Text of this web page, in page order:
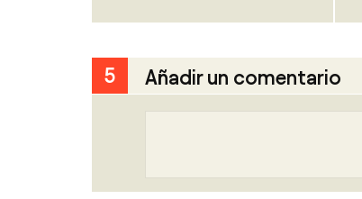
en corregirlos.
No corregimos archivos que
5 Añadir un comentario